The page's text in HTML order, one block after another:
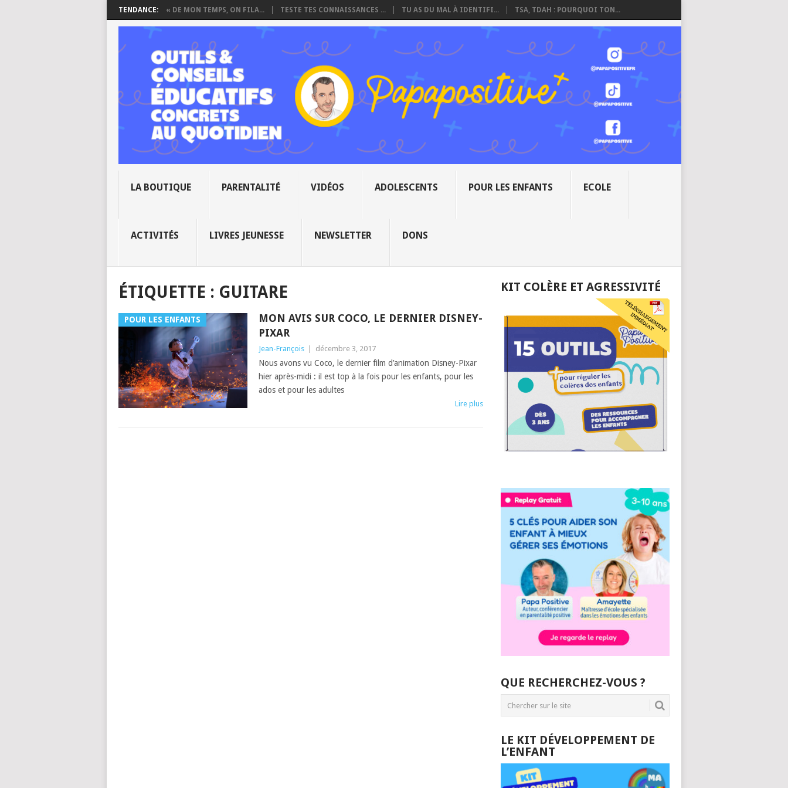
TENDANCE: « DE MON TEMPS, ON FILA... TESTE TES CONNAISSANCES ... TU AS DU MAL À IDENTIFI... TSA, TDAH : POURQUOI TON...
LA BOUTIQUE PARENTALITÉ VIDÉOS ADOLESCENTS POUR LES ENFANTS ECOLE
ACTIVITÉS LIVRES JEUNESSE NEWSLETTER DONS
ÉTIQUETTE : GUITARE
POUR LES ENFANTS
MON AVIS SUR COCO, LE DERNIER DISNEY-
PIXAR
Jean-François décembre 3, 2017
Nous avons vu Coco, le dernier film d’animation Disney-Pixar
hier après-midi : il est top à la fois pour les enfants, pour les
ados et pour les adultes
Lire plus
KIT COLÈRE ET AGRESSIVITÉ
QUE RECHERCHEZ-VOUS ?
LE KIT DÉVELOPPEMENT DE
L’ENFANT